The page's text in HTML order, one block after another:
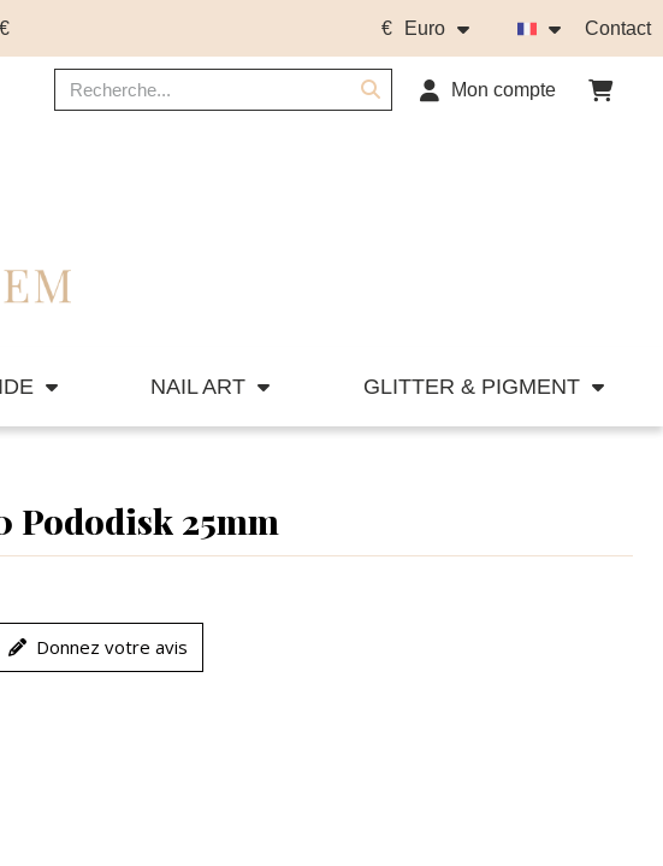
€ Euro Contact
Mon compte
NAIL ART GLITTER & PIGMENT
Pododisk 25mm
Donnez votre avis